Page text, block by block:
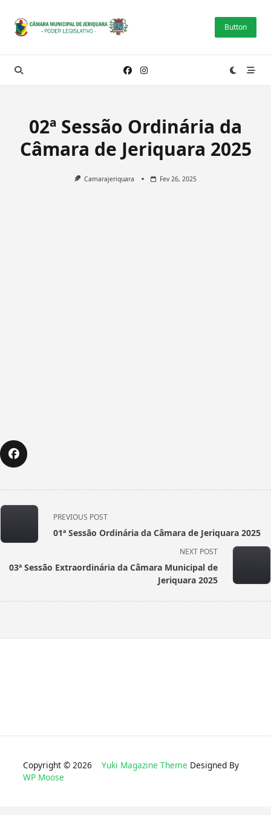
content
Button
02ª Sessão Ordinária da
Câmara de Jeriquara 2025
Camarajeriquara Fev 26, 2025
<span
class="nav-
subtitle
reader-
PREVIOUS POST
01ª Sessão Ordinária da Câmara de Jeriquara 2025
NEXT POST
03ª Sessão Extraordinária da Câmara Municipal de
Jeriquara 2025
Copyright © 2026 Yuki Magazine Theme Designed By
WP Moose